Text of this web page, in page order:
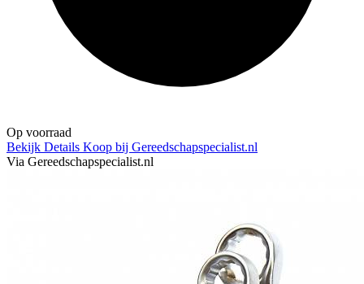
Op voorraad
Bekijk Details Koop bij Gereedschapspecialist.nl
Via Gereedschapspecialist.nl